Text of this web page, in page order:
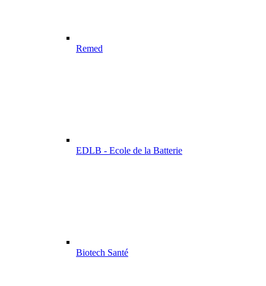
Remed
EDLB - Ecole de la Batterie
Biotech Santé